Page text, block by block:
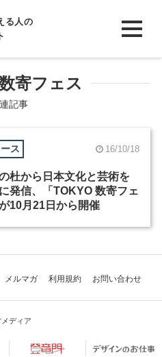
る人の
寄フェス
記事
ス 16/10/18
の杜から日本文化と芸術を
発信、「TOKYO 数寄フェ
10月21日から開催
メルマガ 利用規約 お問い合わせ
ディア